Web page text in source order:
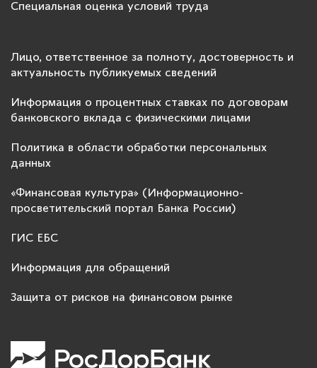
Специальная оценка условий труда
Лицо, ответственное за полноту, достоверность и
актуальность публикуемых сведений
Информация о процентных ставках по договорам
банковского вклада с физическими лицами
Политика в области обработки персональных
данных
«Финансовая культура» (Информационно-
просветительский портал Банка России)
ГИС ЕБС
Информация для обращений
Защита от рисков на финансовом рынке